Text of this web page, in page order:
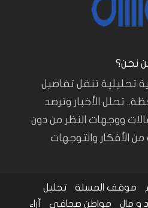
نحن؟
تحليلية تنقل تفاصيل
تحلل الأخبار وترصد
ووجهات النظر من دون
الأفكار والتوجهات
موقف المسلة
تحليل
و مال مواطن صحافي آراء